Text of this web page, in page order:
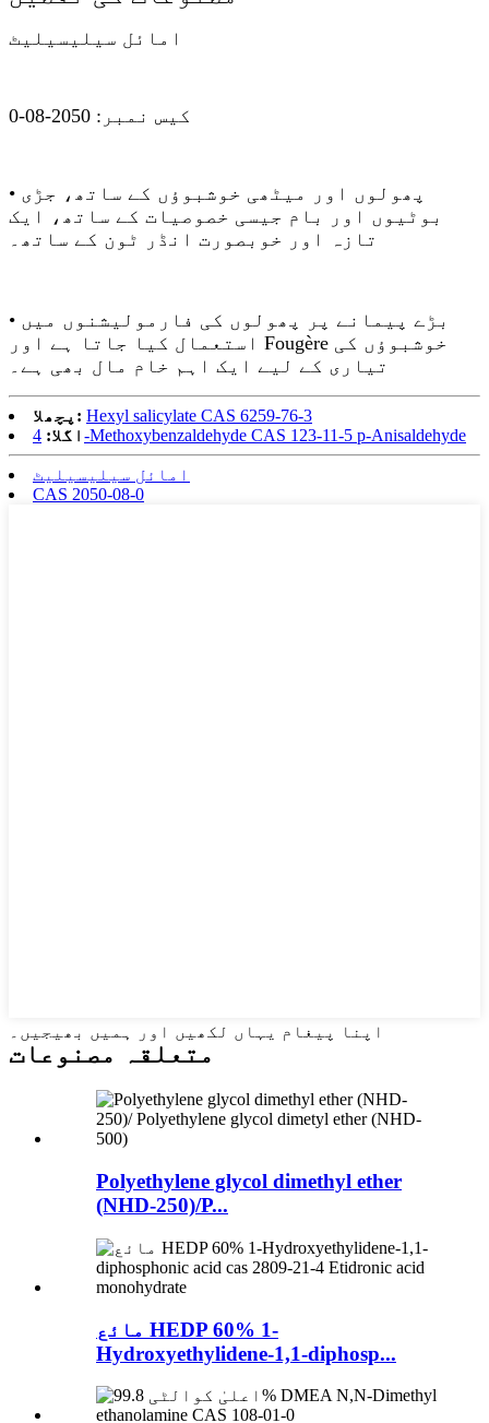
امائل سیلیسیلیٹ
کیس نمبر: 2050-08-0
• پھولوں اور میٹھی خوشبوؤں کے ساتھ، جڑی
بوٹیوں اور بام جیسی خصوصیات کے ساتھ، ایک
تازہ اور خوبصورت انڈر ٹون کے ساتھ۔
• بڑے پیمانے پر پھولوں کی فارمولیشنوں میں
استعمال کیا جاتا ہے اور Fougère خوشبوؤں کی
تیاری کے لیے ایک اہم خام مال بھی ہے۔
پچھلا: Hexyl salicylate CAS 6259-76-3
اگلا: 4-Methoxybenzaldehyde CAS 123-11-5 p-Anisaldehyde
امائل سیلیسیلیٹ
CAS 2050-08-0
اپنا پیغام یہاں لکھیں اور ہمیں بھیجیں۔
متعلقہ مصنوعات
Polyethylene glycol dimethyl ether
(NHD-250)/P...
مائع HEDP 60% 1-
Hydroxyethylidene-1,1-diphosp...